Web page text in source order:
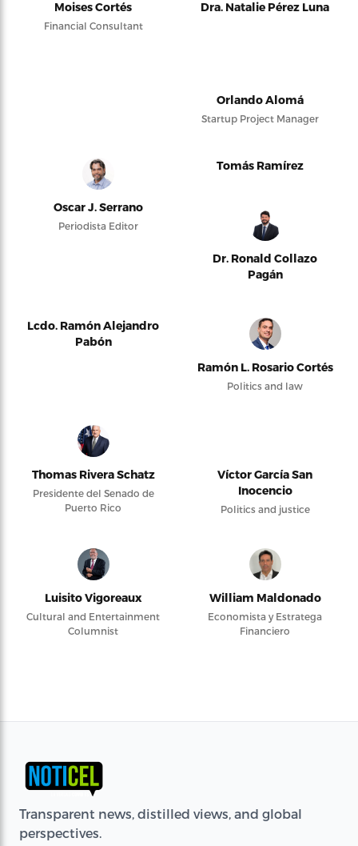
Moises Cortés
Financial Consultant
Dra. Natalie Pérez Luna
Orlando Alomá
Startup Project Manager
Oscar J. Serrano
Periodista Editor
Tomás Ramírez
Dr. Ronald Collazo
Pagán
Lcdo. Ramón Alejandro
Pabón
Ramón L. Rosario Cortés
Politics and law
Thomas Rivera Schatz
Presidente del Senado de
Puerto Rico
Víctor García San
Inocencio
Politics and justice
Luisito Vigoreaux
Cultural and Entertainment
Columnist
William Maldonado
Economista y Estratega
Financiero
Transparent news, distilled views, and global
perspectives.